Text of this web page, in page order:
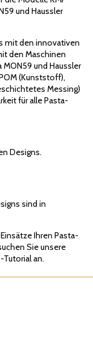
und Haussler
mit den innovativen
den Maschinen
und Haussler
(Kunststoff),
Messing)
für alle Pasta-
Designs.
sind in
Ihren Pasta-
Sie unsere
an.